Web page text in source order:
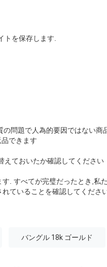
トを保存します.
問題で人為的要因ではない商
できます
えておいたか確認してください
. すべてが完璧だったとき,私
ていることを確認してください
バングル 18k ゴールド